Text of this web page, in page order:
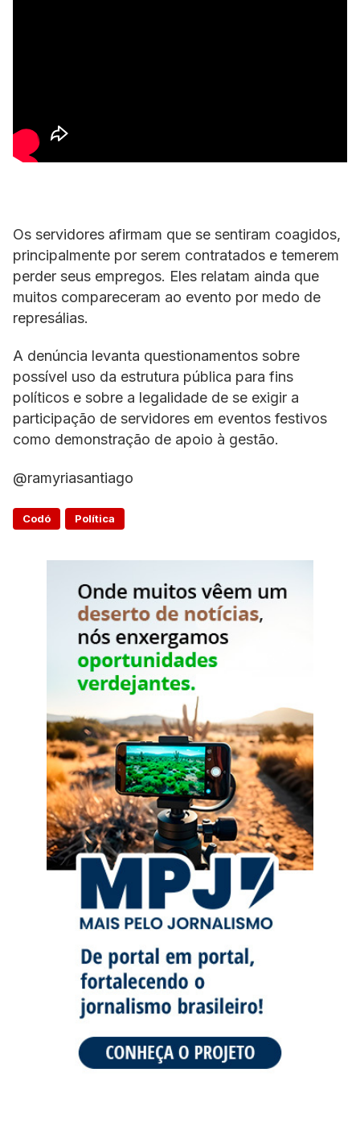
Os servidores afirmam que se sentiram coagidos,
principalmente por serem contratados e temerem
perder seus empregos. Eles relatam ainda que
muitos compareceram ao evento por medo de
represálias.
A denúncia levanta questionamentos sobre
possível uso da estrutura pública para fins
políticos e sobre a legalidade de se exigir a
participação de servidores em eventos festivos
como demonstração de apoio à gestão.
@ramyriasantiago
Codó Política